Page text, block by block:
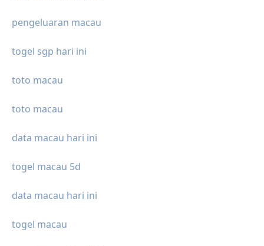
pengeluaran macau
togel sgp hari ini
toto macau
toto macau
data macau hari ini
togel macau 5d
data macau hari ini
togel macau